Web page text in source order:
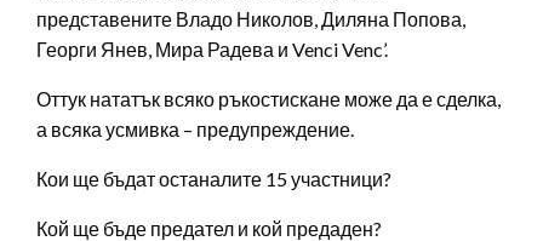
представените Владо Николов, Диляна Попова,
Георги Янев, Мира Радева и Venci Venc’.
Оттук нататък всяко ръкостискане може да е сделка,
а всяка усмивка – предупреждение.
Кои ще бъдат останалите 15 участници?
Кой ще бъде предател и кой предаден?